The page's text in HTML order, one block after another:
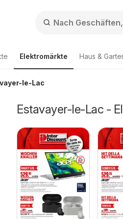
Elektromärkte Haus &
le-Lac
Estavayer-le-Lac -